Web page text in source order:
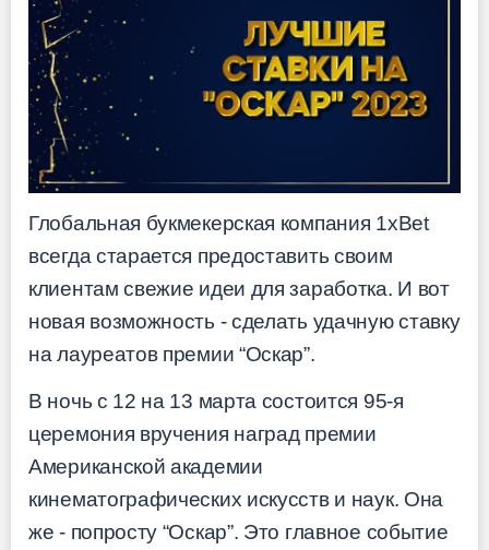
Глобальная букмекерская компания 1xBet
всегда старается предоставить своим
клиентам свежие идеи для заработка. И вот
новая возможность - сделать удачную ставку
на лауреатов премии “Оскар”.
В ночь с 12 на 13 марта состоится 95-я
церемония вручения наград премии
Американской академии
кинематографических искусств и наук. Она
же - попросту “Оскар”. Это главное событие